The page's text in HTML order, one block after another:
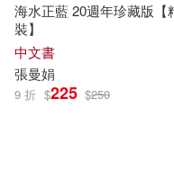
海水正藍 20週年珍藏版【
裝】
中文書
張曼娟
9 折 $225 $250